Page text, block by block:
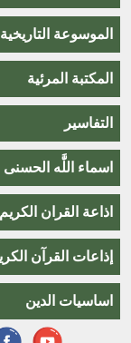
الموسوعة التاريخية
المكتبة المرئية
التفاسير
اسماء اللَّٰه الحسنى
اذاعة القران الكريم
إذاعات القرآن
اساسيات الدين